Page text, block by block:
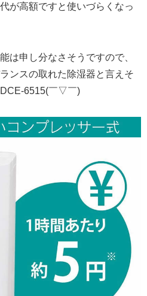
が高額ですと使いづらくなっ
は申し分なさそうですので、
ンスの取れた除湿器と言えそ
DCE-6515(￣▽￣)